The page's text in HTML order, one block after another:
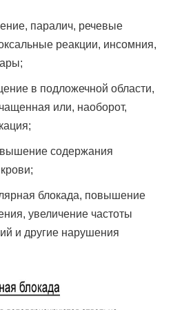
паралич, речевые
реакции, инсомния,
в подложечной области,
или, наоборот,
содержания
блокада, повышение
увеличение частоты
и другие нарушения